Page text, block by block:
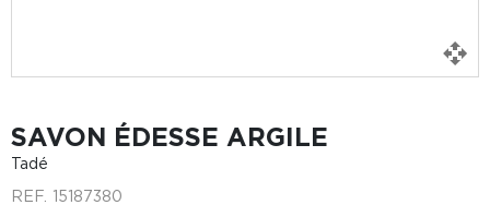
SAVON ÉDESSE ARGILE
Tadé
REF. 15187380